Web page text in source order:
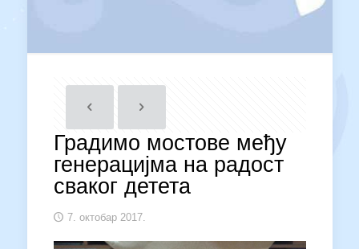
Градимо мостове међу
генерацијма на радост
сваког детета
7. октобар 2017.